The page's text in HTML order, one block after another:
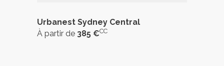
Urbanest Sydney Central
À partir de 385 €CC